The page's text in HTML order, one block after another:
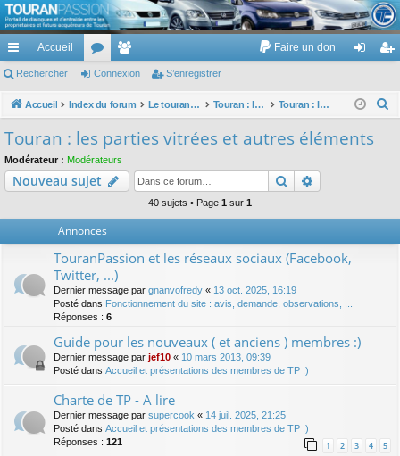
TouranPassion
Le forum des propriétaires ou futurs acquéreurs du Volkswagen Touran
cc
ès
pi
de
Accueil
or
u
e
m
Faire un don
ne nr
Rechercher Connexion S’enregistrer
Accueil Index du forum Le touran dans ses versions I (V1 V2 V3) et II ... Touran : les éléments et équipements extérieurs et intérieurs Touran : les parties vitrées et autres éléments
c
Touran : les parties vitrées et autres éléments
Modérateur : Modérateurs
Nouveau sujet Rechercher
40 sujets • Page 1 sur 1
Annonces
TouranPassion et les réseaux sociaux (Facebook,
Twitter, ...)
Dernier message par gnanvofredy « 13 oct. 2025, 16:19
Posté dans Fonctionnement du site : avis, demande, observations, ...
Réponses : 6
Guide pour les nouveaux ( et anciens ) membres :)
Dernier message par jef10 « 10 mars 2013, 09:39
Posté dans Accueil et présentations des membres de TP :)
Charte de TP - A lire
Dernier message par supercook « 14 juil. 2025, 21:25
Posté dans Accueil et présentations des membres de TP :)
Réponses : 121 1 2 3 4 5